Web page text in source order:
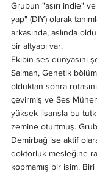
Grubun "aşırı indie"
yap" (DIY) olarak
arkasında, aslında
bir altyapı var.
Ekibin ses dünyasını
Salman, Genetik
olduktan sonra
çevirmiş ve Ses
yüksek lisansla bu
zemine oturtmuş.
Demirbağ ise aktif
doktorluk mesleğine
kopmamış bir isim.